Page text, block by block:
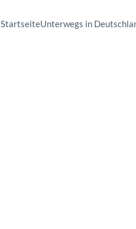
StartseiteUnterwegs in